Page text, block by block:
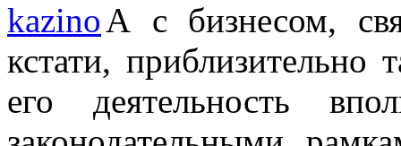
А с бизнесом,
кстати, приблизительно
его деятельность